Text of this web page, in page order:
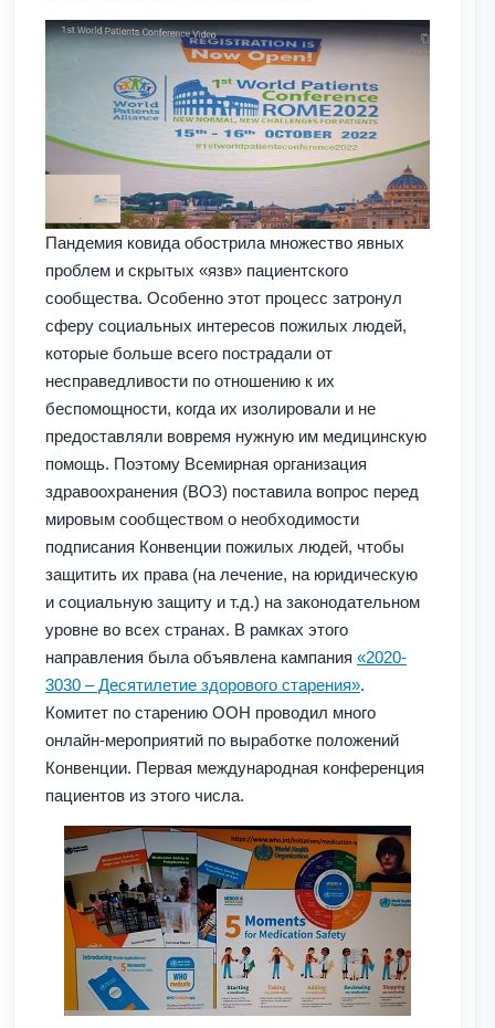
Пандемия ковида обострила множество явных
проблем и скрытых «язв» пациентского
сообщества. Особенно этот процесс затронул
сферу социальных интересов пожилых людей,
которые больше всего пострадали от
несправедливости по отношению к их
беспомощности, когда их изолировали и не
предоставляли вовремя нужную им медицинскую
помощь. Поэтому Всемирная организация
здравоохранения (ВОЗ) поставила вопрос перед
мировым сообществом о необходимости
подписания Конвенции пожилых людей, чтобы
защитить их права (на лечение, на юридическую
и социальную защиту и т.д.) на законодательном
уровне во всех странах. В рамках этого
направления была объявлена кампания «2020-
3030 – Десятилетие здорового старения».
Комитет по старению ООН проводил много
онлайн-мероприятий по выработке положений
Конвенции. Первая международная конференция
пациентов из этого числа.